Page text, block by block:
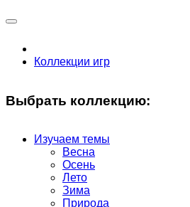
Коллекции игр
Выбрать коллекцию:
Изучаем темы
Весна
Осень
Лето
Зима
Природа